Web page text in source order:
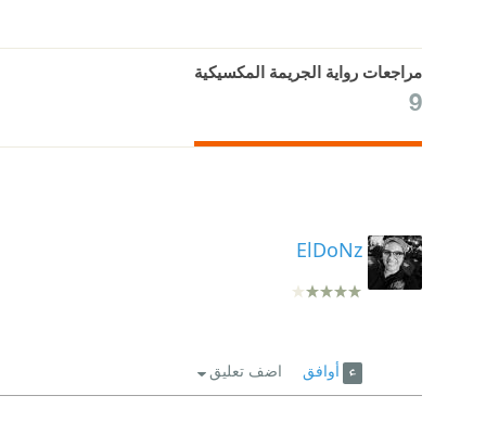
مراجعات رواية الجريمة المكسيكية
9
ElDoNz
أوافق اضف تعليق